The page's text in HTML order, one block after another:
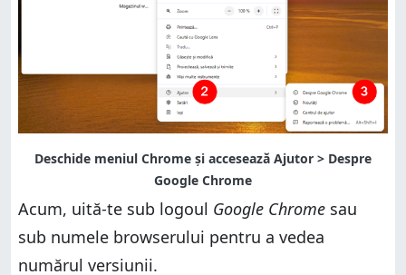
Acum, uită-te sub logoul Google Chrome sau
sub numele browserului pentru a vedea
numărul versiunii.